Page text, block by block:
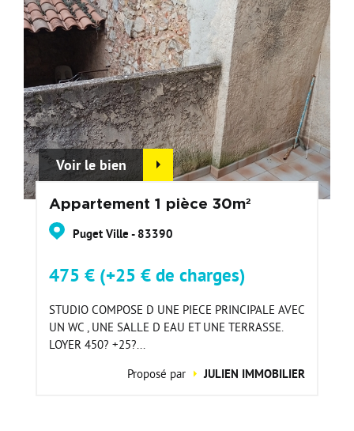
Voir le bien
Appartement 1 pièce 30m²
Puget Ville - 83390
475 € (+25 € de charges)
STUDIO COMPOSE D UNE PIECE PRINCIPALE AVEC
UN WC , UNE SALLE D EAU ET UNE TERRASSE.
LOYER 450? +25?...
Proposé par
JULIEN IMMOBILIER